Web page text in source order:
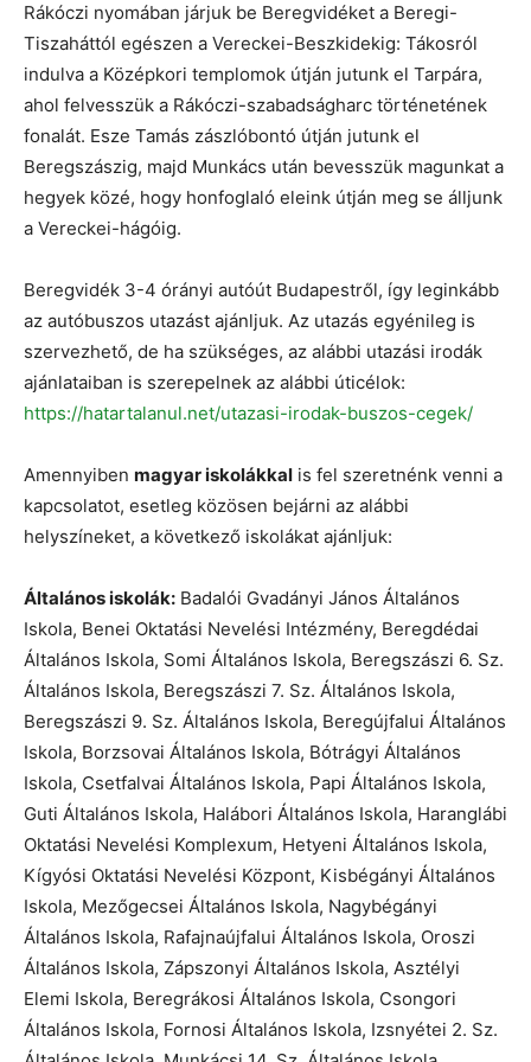
Rákóczi nyomában járjuk be Beregvidéket a Beregi-
Tiszaháttól egészen a Vereckei-Beszkidekig: Tákosról
indulva a Középkori templomok útján jutunk el Tarpára,
ahol felvesszük a Rákóczi-szabadságharc történetének
fonalát. Esze Tamás zászlóbontó útján jutunk el
Beregszászig, majd Munkács után bevesszük magunkat a
hegyek közé, hogy honfoglaló eleink útján meg se álljunk
a Vereckei-hágóig.
Beregvidék 3-4 órányi autóút Budapestről, így leginkább
az autóbuszos utazást ajánljuk. Az utazás egyénileg is
szervezhető, de ha szükséges, az alábbi utazási irodák
ajánlataiban is szerepelnek az alábbi úticélok:
https://hatartalanul.net/utazasi-irodak-buszos-cegek/
Amennyiben magyar iskolákkal is fel szeretnénk venni a
kapcsolatot, esetleg közösen bejárni az alábbi
helyszíneket, a következő iskolákat ajánljuk:
Általános iskolák: Badalói Gvadányi János Általános
Iskola, Benei Oktatási Nevelési Intézmény, Beregdédai
Általános Iskola, Somi Általános Iskola, Beregszászi 6. Sz.
Általános Iskola, Beregszászi 7. Sz. Általános Iskola,
Beregszászi 9. Sz. Általános Iskola, Beregújfalui Általános
Iskola, Borzsovai Általános Iskola, Bótrágyi Általános
Iskola, Csetfalvai Általános Iskola, Papi Általános Iskola,
Guti Általános Iskola, Halábori Általános Iskola, Haranglábi
Oktatási Nevelési Komplexum, Hetyeni Általános Iskola,
Kígyósi Oktatási Nevelési Központ, Kisbégányi Általános
Iskola, Mezőgecsei Általános Iskola, Nagybégányi
Általános Iskola, Rafajnaújfalui Általános Iskola, Oroszi
Általános Iskola, Zápszonyi Általános Iskola, Asztélyi
Elemi Iskola, Beregrákosi Általános Iskola, Csongori
Általános Iskola, Fornosi Általános Iskola, Izsnyétei 2. Sz.